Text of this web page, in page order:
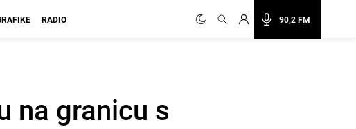
90,2 FM
RADIO
na granicu s